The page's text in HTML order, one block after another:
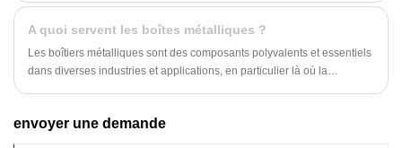
stabilité portante à long terme du support.
A quoi servent les boîtes métalliques ?
Les boîtiers métalliques sont des composants polyvalents et essentiels
dans diverses industries et applications, en particulier là où la
rôle central dans la protection des systèmes électriques, garantissant
envoyer une demande